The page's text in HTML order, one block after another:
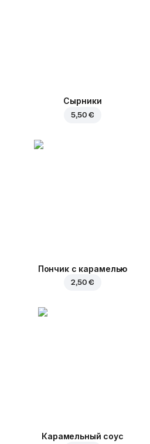
Сырники
5,50 €
Пончик с карамелью
2,50 €
Карамельный соус